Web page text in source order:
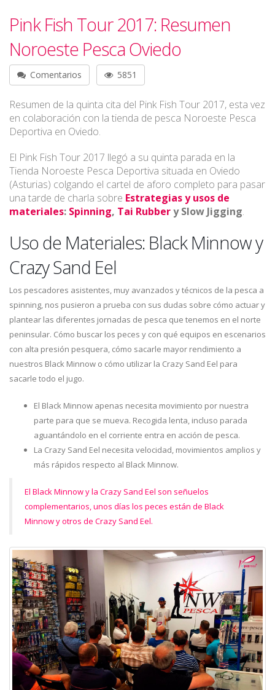
Pink Fish Tour 2017: Resumen
Noroeste Pesca Oviedo
Comentarios 5851
Resumen de la quinta cita del Pink Fish Tour 2017, esta vez
en colaboración con la tienda de pesca Noroeste Pesca
Deportiva en Oviedo.
El Pink Fish Tour 2017 llegó a su quinta parada en la
Tienda Noroeste Pesca Deportiva situada en Oviedo
(Asturias) colgando el cartel de aforo completo para pasar
una tarde de charla sobre Estrategias y usos de
materiales: Spinning, Tai Rubbery Slow Jigging.
Uso de Materiales: Black Minnow y
Crazy Sand Eel
Los pescadores asistentes, muy avanzados y técnicos de la pesca a
spinning, nos pusieron a prueba con sus dudas sobre cómo actuar y
plantear las diferentes jornadas de pesca que tenemos en el norte
peninsular. Cómo buscar los peces y con qué equipos en escenarios
con alta presión pesquera, cómo sacarle mayor rendimiento a
nuestros Black Minnow o cómo utilizar la Crazy Sand Eel para
sacarle todo el jugo.
El Black Minnow apenas necesita movimiento por nuestra
parte para que se mueva. Recogida lenta, incluso parada
aguantándolo en el corriente entra en acción de pesca.
La Crazy Sand Eel necesita velocidad, movimientos amplios y
más rápidos respecto al Black Minnow.
El Black Minnow y la Crazy Sand Eel son señuelos
complementarios, unos días los peces están de Black
Minnow y otros de Crazy Sand Eel.